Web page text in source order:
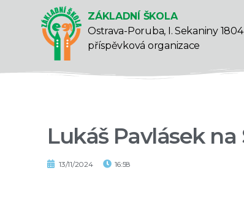
ZÁKLADNÍ ŠKOLA
Ostrava-Poruba, I. Sekaniny 1804
příspěvková organizace
Lukáš Pavlásek
13/11/2024 16:58